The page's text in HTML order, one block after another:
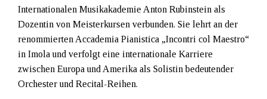
Internationalen Musikakademie Anton Rubinstein als
Dozentin von Meisterkursen verbunden. Sie lehrt an der
renommierten Accademia Pianistica „Incontri col Maestro“
in Imola und verfolgt eine internationale Karriere
zwischen Europa und Amerika als Solistin bedeutender
Orchester und Recital-Reihen.